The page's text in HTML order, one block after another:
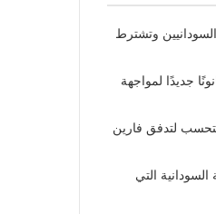
وتشترط
جديدًا لمواجهة
لتدفق فارين
التي